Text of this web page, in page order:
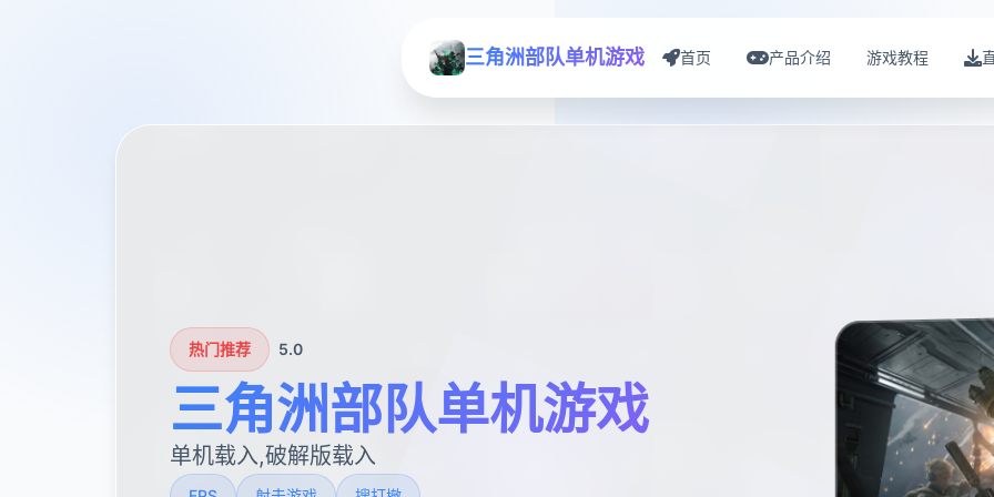
三角洲部队单机游戏 首页 产品介绍 游戏教程
热门推荐 5.0
三角洲部队单机游戏
单机载入,破解版载入